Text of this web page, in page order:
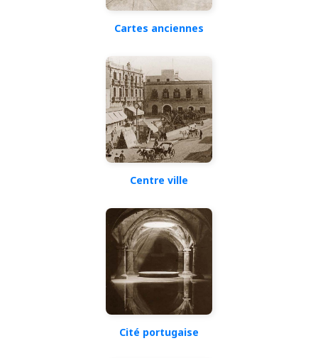
Cartes anciennes
Centre ville
Cité portugaise